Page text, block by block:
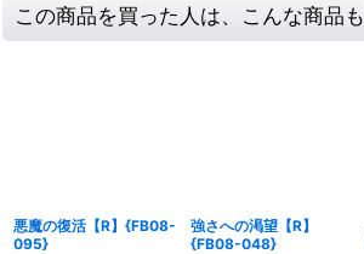
この商品を買った人は、こんな商品
悪魔の復活【R】{FB08-
095}
強さへの渇望【R】
{FB08-048}